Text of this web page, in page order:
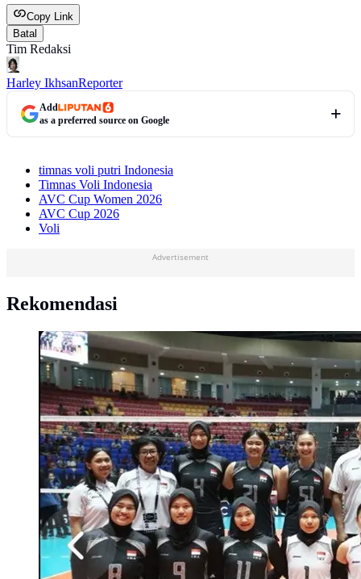
Copy Link
Batal
Tim Redaksi
Harley IkhsanReporter
Add
as a preferred source on Google
timnas voli putri Indonesia
Timnas Voli Indonesia
AVC Cup Women 2026
AVC Cup 2026
Voli
Advertisement
Rekomendasi